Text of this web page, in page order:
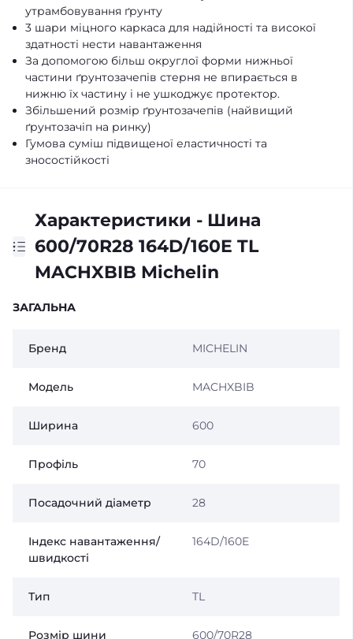
утрамбовування ґрунту
3 шари міцного каркаса для надійності та високої
здатності нести навантаження
За допомогою більш округлої форми нижньої
частини ґрунтозачепів стерня не впирається в
нижню їх частину і не ушкоджує протектор.
Збільшений розмір ґрунтозачепів (найвищий
ґрунтозачіп на ринку)
Гумова суміш підвищеної еластичності та
зносостійкості
Характеристики - Шина
600/70R28 164D/160E TL
MACHXBIB Michelin
ЗАГАЛЬНА
Бренд MICHELIN
Модель MACHXBIB
Ширина 600
Профіль 70
Посадочний діаметр 28
Індекс навантаження/
швидкості
164D/160E
Тип TL
Розмір шини 600/70R28